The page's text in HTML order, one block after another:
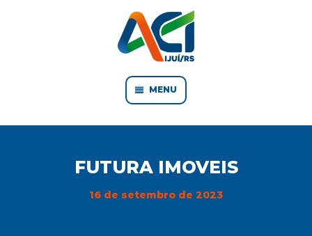
MENU
FUTURA IMOVEIS
16 de setembro de 2023